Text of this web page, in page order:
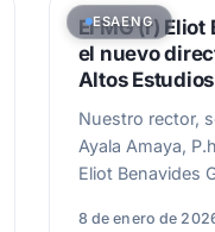
ESAENG
El MG (r)
el nuevo
Altos
Nuestro rector,
Ayala Amaya,
Eliot Benavides
8 de enero de